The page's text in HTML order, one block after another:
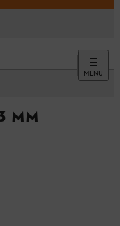
MENU
mm